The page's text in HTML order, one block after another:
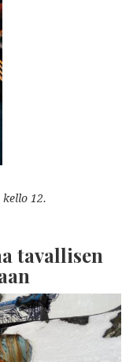
12.
tavallisen